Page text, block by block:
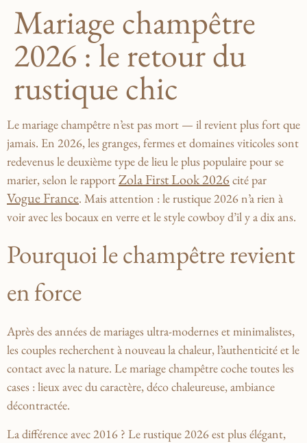
Mariage champêtre
2026 : le retour du
rustique chic
Le mariage champêtre n’est pas mort — il revient plus fort que
jamais. En 2026, les granges, fermes et domaines viticoles sont
redevenusle deuxième type de lieu le plus populairepour se
marier, selon le rapportZola First Look 2026 cité par
Vogue France. Mais attention : le rustique 2026 n’a rien à
voir avec les bocaux en verre et le style cowboy d’il y a dix ans.
Pourquoi le champêtre revient
en force
Après des années de mariages ultra-modernes et minimalistes,
les couples recherchent à nouveau lachaleur, l’authenticité et le
contact avec la nature. Le mariage champêtre coche toutes les
cases : lieux avec du caractère, déco chaleureuse, ambiance
décontractée.
La différence avec 2016 ? Le rustique 2026 estplus élégant,